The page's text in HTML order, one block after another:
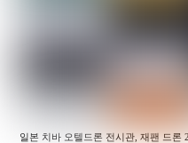
일본 치바 오텔드론 전시관, 재팬 드론